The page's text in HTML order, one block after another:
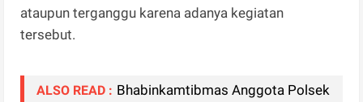
ataupun terganggu karena adanya kegiatan
tersebut.
ALSO READ : Bhabinkamtibmas Anggota Polsek